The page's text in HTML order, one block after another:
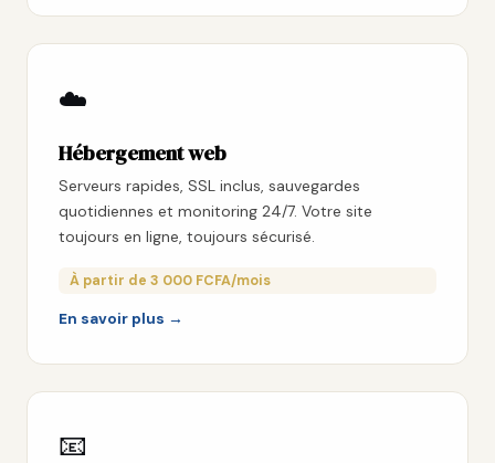
☁️
Hébergement web
Serveurs rapides, SSL inclus, sauvegardes
quotidiennes et monitoring 24/7. Votre site
toujours en ligne, toujours sécurisé.
À partir de 3 000 FCFA/mois
En savoir plus →
📧